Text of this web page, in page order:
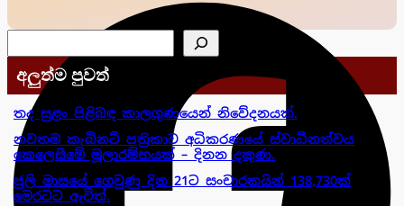
අලුත්ම පුවත්
තද සුළං පිළිබඳ කාලගුණයෙන් නිවේදනයක්.
නවතම කැබිනට් පත්‍රිකාව අධිකරණයේ ස්වාධීනත්වය
කෙලෙසීමේ මූලාරම්භයක් – දිනන දකුණ.
ජුලි මාසයේ ගෙවුණු දින 21ට සංචාරකයින් 138,730ක්
මෙරටට ඇවිත්.